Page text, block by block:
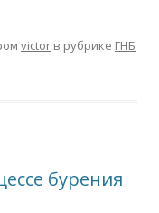
victor в рубрике ГНБ
бурения